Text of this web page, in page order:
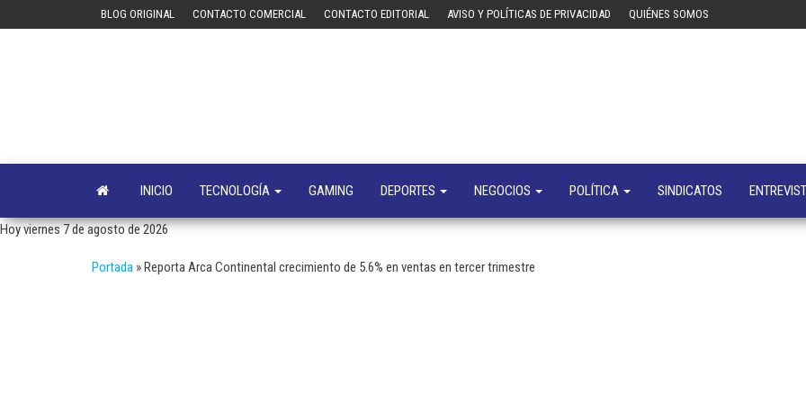
BLOG ORIGINAL CONTACTO COMERCIAL CONTACTO EDITORIAL AVISO Y POLÍTICAS DE PRIVACIDAD QUIÉNES SOMOS
negocios
INICIO TECNOLOGÍA GAMING DEPORTES NEGOCIOS POLÍTICA SINDICATOS
Hoy viernes 7 de agosto de 2026
Portada »Reporta Arca Continental crecimiento de 5.6% en ventas en tercer trimestre